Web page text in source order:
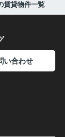
賃貸物件一覧
い合わせ